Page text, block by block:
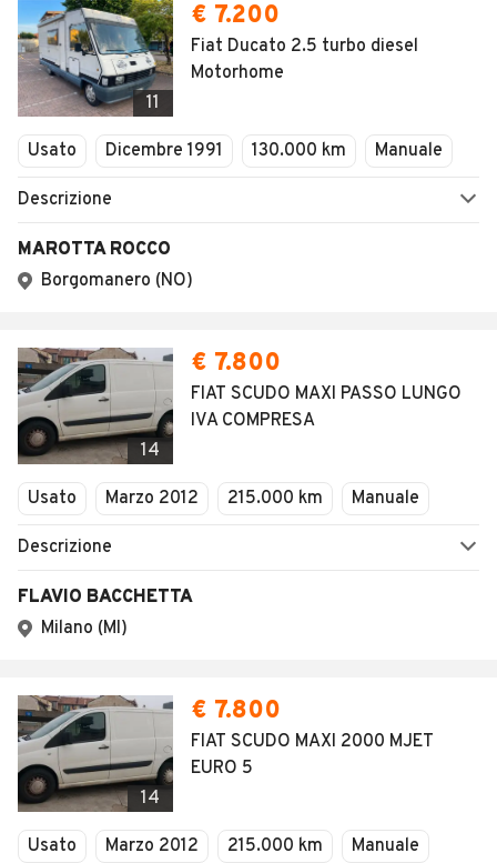
11
€ 7.200
Fiat Ducato 2.5 turbo diesel
Motorhome
Usato Dicembre 1991 130.000 km Manuale
Descrizione
MAROTTA ROCCO
Borgomanero (NO)
14
€ 7.800
FIAT SCUDO MAXI PASSO LUNGO
IVA COMPRESA
Usato Marzo 2012 215.000 km Manuale
Descrizione
FLAVIO BACCHETTA
Milano (MI)
14
€ 7.800
FIAT SCUDO MAXI 2000 MJET
EURO 5
Usato Marzo 2012 215.000 km Manuale